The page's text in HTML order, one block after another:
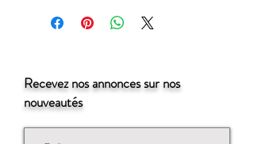
Recevez nos annonces sur nos
nouveautés